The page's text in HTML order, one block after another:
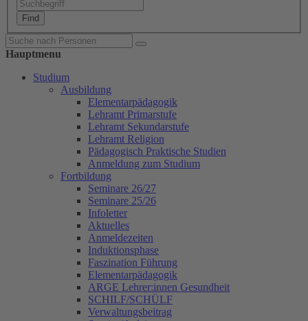
Hauptmenu
Studium
Ausbildung
Elementarpädagogik
Lehramt Primarstufe
Lehramt Sekundarstufe
Lehramt Religion
Pädagogisch Praktische Studien
Anmeldung zum Studium
Fortbildung
Seminare 26/27
Seminare 25/26
Infoletter
Aktuelles
Anmeldezeiten
Induktionsphase
Faszination Führung
Elementarpädagogik
ARGE Lehrer:innen Gesundheit
SCHILF/SCHÜLF
Verwaltungsbeitrag